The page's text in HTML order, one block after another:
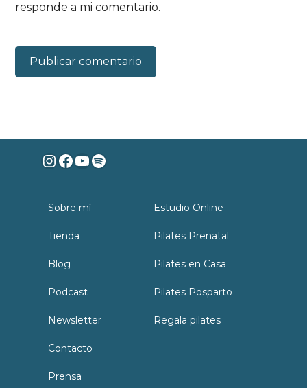
responde a mi comentario.
Instagram
Facebook
YouTube
Spotify
Sobre mí
Tienda
Blog
Podcast
Newsletter
Contacto
Prensa
Estudio Online
Pilates Prenatal
Pilates en Casa
Pilates Posparto
Regala pilates